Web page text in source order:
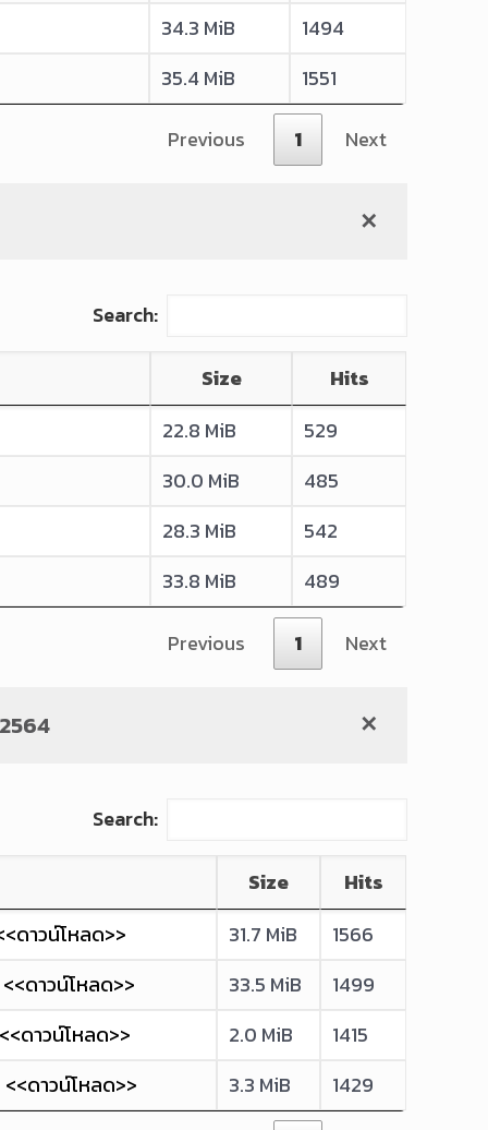
34.3 MiB
1494
35.4 MiB
1551
Previous 1 Next
✕
Search:
Size
Hits
22.8 MiB
529
30.0 MiB
485
28.3 MiB
542
33.8 MiB
489
Previous 1 Next
✕
Search:
Size
Hits
ดาวน์โหลด>>
31.7 MiB
1566
ดาวน์โหลด>>
33.5 MiB
1499
ดาวน์โหลด>>
2.0 MiB
1415
ดาวน์โหลด>>
3.3 MiB 1429